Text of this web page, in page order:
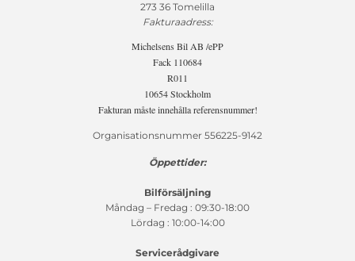
273 36 Tomelilla
Fakturaadress:
Michelsens Bil AB /ePP
Fack 110684
R011
10654 Stockholm
Fakturan måste innehålla referensnummer!
Organisationsnummer 556225-9142
Öppettider:
Bilförsäljning
Måndag – Fredag : 09:30-18:00
Lördag : 10:00-14:00
Servicerådgivare